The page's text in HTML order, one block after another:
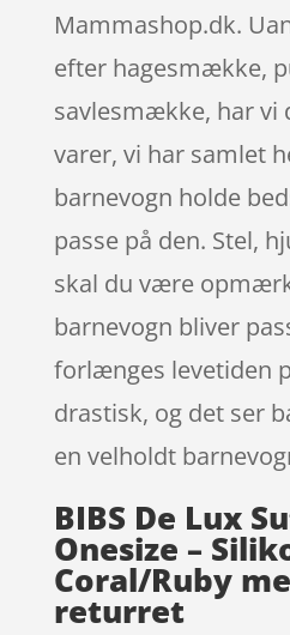
Mammashop.dk.
efter hagesmække,
savlesmække, har vi
varer, vi har samlet
barnevogn holde
passe på den. Stel,
skal du være
barnevogn bliver
forlænges levetiden
drastisk, og det ser
en velholdt
BIBS De Lux
Onesize –
Coral/Ruby
returret